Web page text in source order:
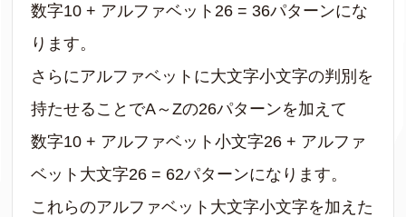
数字10 + アルファベット26 = 36パターンにな
ります。
さらにアルファベットに大文字小文字の判別を
持たせることでA～Zの26パターンを加えて
数字10 + アルファベット小文字26 + アルファ
ベット大文字26 = 62パターンになります。
これらのアルファベット大文字小文字を加えた